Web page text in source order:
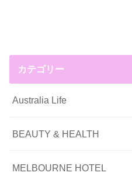
カテゴリー
Australia Life
BEAUTY & HEALTH
MELBOURNE HOTEL